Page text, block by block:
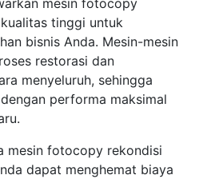
mesin fotocopy
tinggi untuk
bisnis Anda. Mesin-mesin
restorasi dan
menyeluruh, sehingga
performa maksimal
mesin fotocopy rekondisi
dapat menghemat biaya